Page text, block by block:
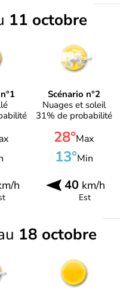
11 octobre
h
Scénario n°2
Nuages et soleil
31% de probabilité
28°Max
13°Min
40km/h
Est
18 octobre